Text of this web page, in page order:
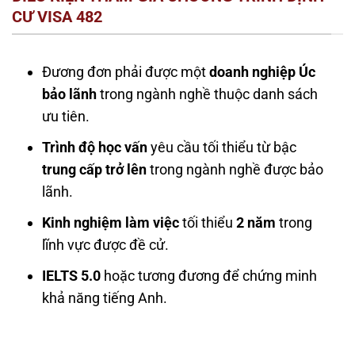
CƯ VISA 482
Đương đơn phải được mộtdoanh nghiệp Úc
bảo lãnhtrong ngành nghề thuộc danh sách
ưu tiên.
Trình độ học vấnyêu cầu tối thiểu từ bậc
trung cấp trở lêntrong ngành nghề được bảo
lãnh.
Kinh nghiệm làm việctối thiểu2 năm trong
lĩnh vực được đề cử.
IELTS 5.0 hoặc tương đương để chứng minh
khả năng tiếng Anh.